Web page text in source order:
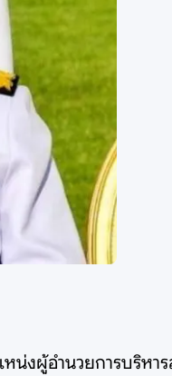
น่งผู้อำนวยการบริหา